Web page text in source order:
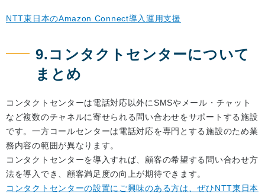
NTT東日本のAmazon Connect導入運用支援
9.コンタクトセンターについて
まとめ
コンタクトセンターは電話対応以外にSMSやメール・チャット
など複数のチャネルに寄せられる問い合わせをサポートする施設
です。一方コールセンターは電話対応を専門とする施設のため業
務内容の範囲が異なります。
コンタクトセンターを導入すれば、顧客の希望する問い合わせ方
法を導入でき、顧客満足度の向上が期待できます。
コンタクトセンターの設置にご興味のある方は、ぜひNTT東日本